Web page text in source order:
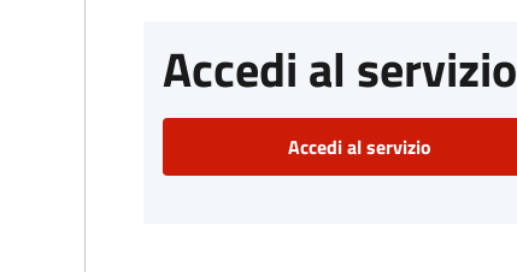
Accedi al servizio
Accedi al servizio